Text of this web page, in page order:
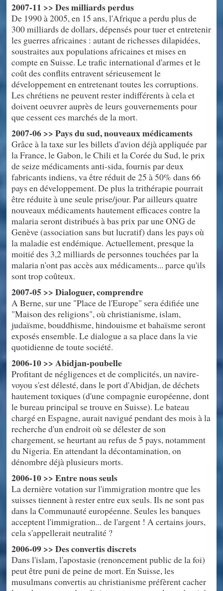
2007-11 >> Des milliards perdus
De 1990 à 2005, en 15 ans, l'Afrique a perdu plus de
300 milliards de dollars, dépensés pour tuer et entretenir
les guerres africaines : autant de richesses dilapidées,
soustraites aux populations africaines et mises en
compte en Suisse. Le trafic international d'armes et le
coût des conflits entravent sérieusement le
développement en entretenant toutes les corruptions.
Les chrétiens ne peuvent rester indifférents à cela et
doivent oeuvrer auprès de leurs gouvernements pour
que cessent ces marchés de la mort.
2007-06 >> Pays du sud, nouveaux médicaments
Grâce à la taxe sur les billets d'avion déjà appliquée par
la France, le Gabon, le Chili et la Corée du Sud, le prix
de seize médicaments anti-sida, fournis par deux
fabricants indiens, va être réduit de 25 à 50% dans 66
pays en développement. De plus la trithérapie pourrait
être réduite à une seule prise/jour. Par ailleurs quatre
nouveaux médicaments hautement efficaces contre la
malaria seront distribués à bas prix par une ONG de
Genève (association sans but lucratif) dans les pays où
la maladie est endémique. Actuellement, presque la
moitié des 3,2 milliards de personnes touchées par la
malaria n'ont pas accès aux médicaments... parce qu'ils
sont trop coûteux.
2007-05 >> Dialoguer, comprendre
A Berne, sur une "Place de l'Europe" sera édifiée une
"Maison des religions", où christianisme, islam,
judaïsme, bouddhisme, hindouisme et bahaïsme seront
exposés ensemble. Le dialogue a sa place dans la vie
quotidienne de toute société.
2006-10 >> Abidjan-poubelle
Profitant de négligences et de complicités, un navire-
voyou s'est délesté, dans le port d'Abidjan, de déchets
hautement toxiques (d'une compagnie européenne, dont
le bureau principal se trouve en Suisse). Le bateau
chargé en Espagne, aurait navigué pendant des mois à la
recherche d'un endroit où se délester de son
chargement, se heurtant au refus de 5 pays, notamment
du Nigeria. En attendant la décontamination, on
dénombre déjà plusieurs morts.
2006-10 >> Entre nous seuls
La dernière votation sur l'immigration montre que les
suisses tiennent à rester entre eux seuls. Ils ne sont pas
dans la Communauté européenne. Seules les banques
acceptent l'immigration... de l'argent ! A certains jours,
cela s'appellerait neutralité ?
2006-09 >> Des convertis discrets
Dans l'islam, l'apostasie (renoncement public de la foi)
peut être puni de peine de mort. En Suisse, les
musulmans convertis au christianisme préfèrent cacher